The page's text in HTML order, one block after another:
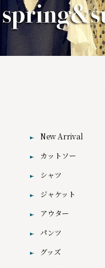
New Arrival
カットソー
シャツ
ジャケット
アウター
パンツ
グッズ